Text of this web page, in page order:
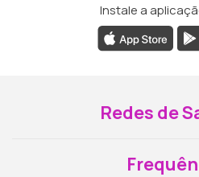
Instale a
Redes de